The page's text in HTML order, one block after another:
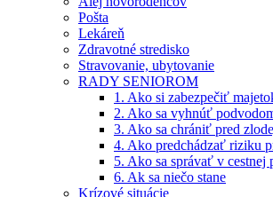
Pošta
Lekáreň
Zdravotné stredisko
Stravovanie, ubytovanie
RADY SENIOROM
1. Ako si zabezpečiť
2. Ako sa vyhnúť
3. Ako sa chrániť pred
4. Ako predchádzať riziku
5. Ako sa správať v cestnej
6. Ak sa niečo stane
Krízové situácie